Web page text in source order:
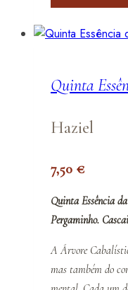
Quinta
Haziel
7,50 €
Quinta Essência
Pergaminho.
A Árvore
mas também do